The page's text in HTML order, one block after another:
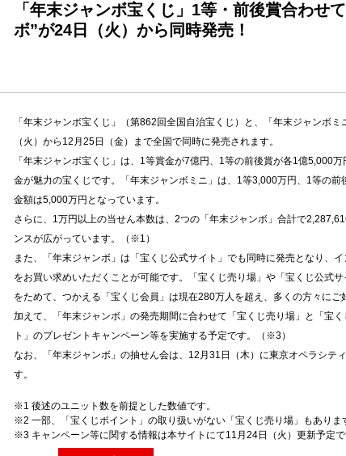
ネット購入が初めての方へ
「年末ジャンボ宝くじ」1等・前後賞合わせ
ボ”が24日（火）から同時発売！
「年末ジャンボ宝くじ」（第862回全国自治宝くじ）と、「年末ジャンボ
（火）から12月25日（金）まで全国で同時に発売されます。
「年末ジャンボ宝くじ」は、1等賞金が7億円、1等の前後賞が各1億5,000
金が魅力の宝くじです。「年末ジャンボミニ」は、1等3,000万円、1等の
金額は5,000万円となっています。
さらに、1万円以上の当せん本数は、2つの「年末ジャンボ」合計で
ンスが広がっています。（※1）
また、「年末ジャンボ」は「宝くじ公式サイト」でも同時に発売となり、
をお買い求めいただくことが可能です。「宝くじ売り場」や「宝くじ公式
をためて、つかえる「宝くじ会員」は現在280万人を超え、多くの方々にご
加えて、「年末ジャンボ」の発売期間に合わせて「宝くじ売り場」と「宝
ト」のプレゼントキャンペーン等を実施する予定です。（※3）
なお、「年末ジャンボ」の抽せん会は、12月31日（木）に東京オペラシテ
す。
※1 後述のユニット数を前提とした数値です。
※2 一部、「宝くじポイント」の取り扱いがない「宝くじ売り場」もありま
※3 キャンペーン等に関する情報は本サイトにて11月24日（火）更新予定で